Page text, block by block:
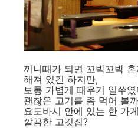
끼니때가 되면 꼬박꼬박
해져 있긴 하지만,
보통 가볍게 때우기 일쑤였
괜찮은 고기를 좀 먹어 볼
요도바시 안에 있는 한 가
깔끔한 고깃집?